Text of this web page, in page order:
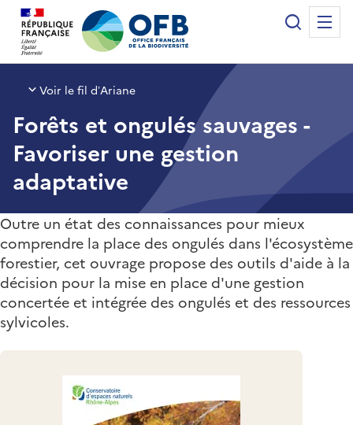
Office français de la biodiversité
Recherche
Voir le fil d’Ariane
Forêts et ongulés sauvages -
Favoriser une gestion
adaptative
Outre un état des connaissances pour mieux
comprendre la place des ongulés dans l'écosystème
forestier, cet ouvrage propose des outils d'aide à la
décision pour la mise en place d'une gestion
concertée et intégrée des ongulés et des ressources
sylvicoles.
Panneau de gestion des cookies